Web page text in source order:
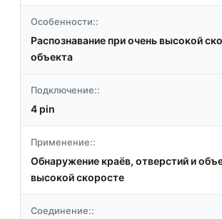
Особенности::
Распознавание при очень высокой
объекта
Подключение::
4 pin
Применение::
Обнаружение краёв, отверстий и
высокой скоросте
Соединение::